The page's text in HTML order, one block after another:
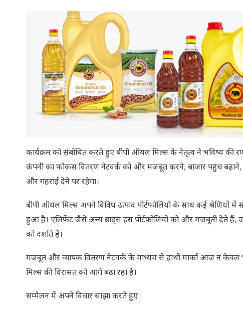
कार्यक्रम को संबोधित करते हुए बीपी ऑयल मिल्स के नेतृत्व ने भविष्य की
कंपनी का फोकस वितरण नेटवर्क को और मजबूत करने, बाजार पहुंच बढ़ाने,
और गहराई देने पर रहेगा।
बीपी ऑयल मिल्स अपने विविध उत्पाद पोर्टफोलियो के साथ कई श्रेणियों
हुआ है। एलिफेंट जैसे अन्य ब्रांड्स इस पोर्टफोलियो को और मजबूती देते हैं,
को दर्शाते हैं।
मजबूत और व्यापक वितरण नेटवर्क के माध्यम से हाथी मार्का आज न केवल
मिल्स की विरासत को आगे बढ़ा रहा है।
सम्मेलन में अपने विचार साझा करते हुए: